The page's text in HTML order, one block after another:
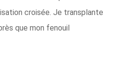
croisée. Je transplante
que mon fenouil